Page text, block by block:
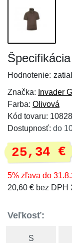
Špecifikácia
Hodnotenie:
Značka: Invader
Farba: Olivová
Kód tovaru:
Dostupnosť: do
25,34 €
5% zľava do
20,60 € bez DPH
Veľkosť:
S